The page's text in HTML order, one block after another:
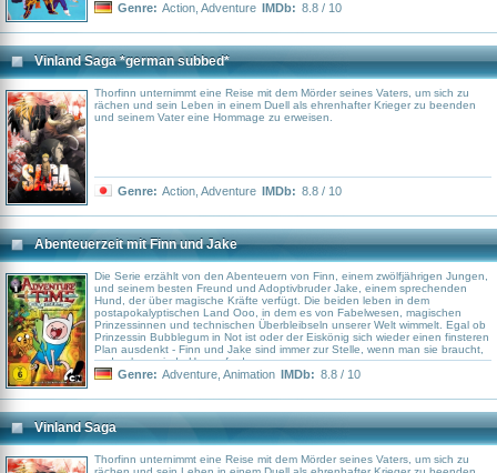
Genre: Action Adventure IMDb: 8.8 / 10
Vinland Saga *german subbed*
Thorfinn unternimmt eine Reise mit dem Mörder seines Vaters, um sich zu
rächen und sein Leben in einem Duell als ehrenhafter Krieger zu beenden
und seinem Vater eine Hommage zu erweisen.
Genre: Action Adventure IMDb: 8.8 / 10
Abenteuerzeit mit Finn und Jake
Die Serie erzählt von den Abenteuern von Finn, einem zwölfjährigen Jungen,
und seinem besten Freund und Adoptivbruder Jake, einem sprechenden
Hund, der über magische Kräfte verfügt. Die beiden leben in dem
postapokalyptischen Land Ooo, in dem es von Fabelwesen, magischen
Prinzessinnen und technischen Überbleibseln unserer Welt wimmelt. Egal ob
Prinzessin Bubblegum in Not ist oder der Eiskönig sich wieder einen finsteren
Plan ausdenkt - Finn und Jake sind immer zur Stelle, wenn man sie braucht,
und nehmen jede Herausforderung an.
Genre: Adventure Animation IMDb: 8.8 / 10
Vinland Saga
Thorfinn unternimmt eine Reise mit dem Mörder seines Vaters, um sich zu